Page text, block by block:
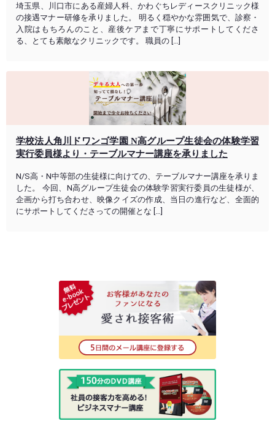
埼玉県、川口市にある産婦人科、かわぐちレディースクリニック様
の接遇マナー研修を承りました。 明るく穏やかな雰囲気で、診察・
入院はもちろんのこと、産後ケアまで丁寧にサポートしてくださ
る、とても素敵なクリニックです。 職員の […]
学校法人角川ドワンゴ学園 N高グループ生徒会の体験学習
実行委員様より・テーブルマナー講座を承りました
N/S高・N中等部の生徒様に向けての、テーブルマナー講座を承りま
した。 今回、N高グループ生徒会の体験学習実行委員の生徒様が、
企画から打ち合わせ、映像クイズの作成、当日の進行など、全面的
にサポートしてくださっての開催とな […]